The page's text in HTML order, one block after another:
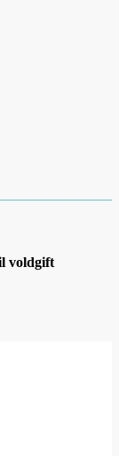
voldgift